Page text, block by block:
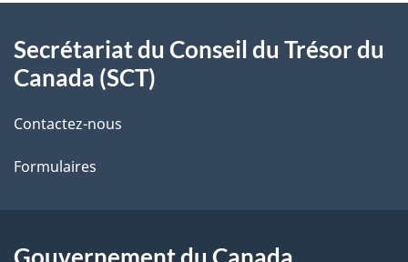
i
s
d
propos
ce
site
Secrétariat du Conseil du Trésor du
Canada (SCT)
Contactez-nous
Formulaires
Gouvernement du Canada